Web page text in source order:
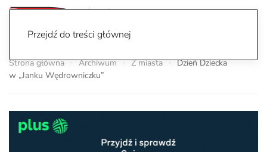
Przejdź do treści głównej
Strona główna Archiwum Z miasta
Dzień Dziecka
w „Janku Wędrowniczku”